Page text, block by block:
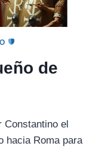
de
Constantino el
hacia Roma para